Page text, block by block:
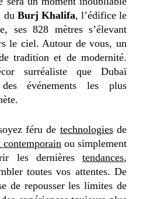
du Burj Khalifa, l’édifice le
ses 828 mètres s’élevant
le ciel. Autour de vous, un
tradition et de modernité.
surréaliste que Dubaï
événements les plus
féru de technologiesde
contemporain ou simplement
les dernières tendances,
toutes vos attentes. De
de repousser les limites de